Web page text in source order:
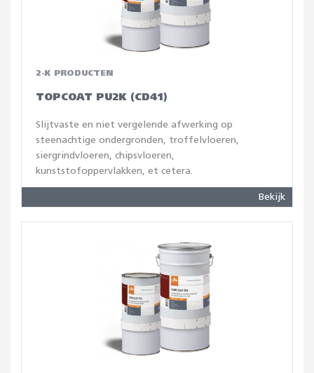
2-K PRODUCTEN
TOPCOAT PU2K (CD41)
Slijtvaste en niet vergelende afwerking op
steenachtige ondergronden, troffelvloeren,
siergrindvloeren, chipsvloeren,
kunststofoppervlakken, et cetera.
Bekijk